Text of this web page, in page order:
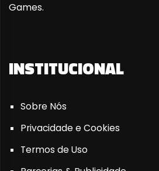
Games.
INSTITUCIONAL
Sobre Nós
Privacidade e Cookies
Termos de Uso